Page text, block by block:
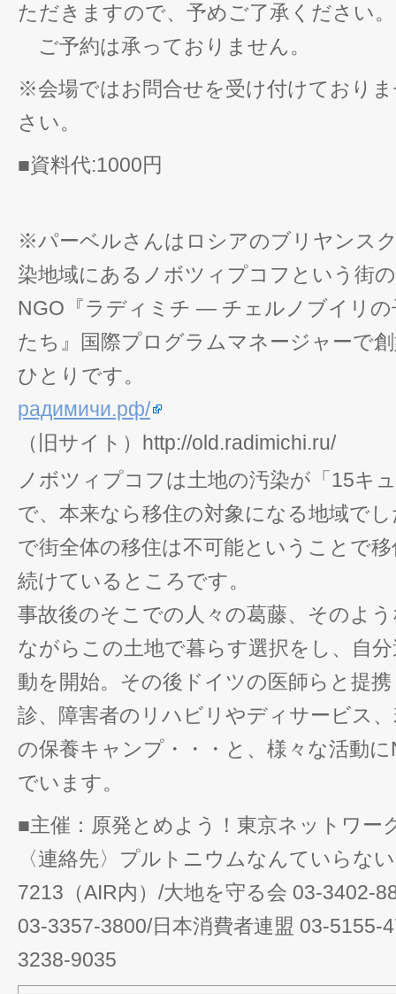
ただきますので、予めご了承ください。
ご予約は承っておりません。
※会場ではお問合せを受け付けており
さい。
■資料代:1000円
※パーベルさんはロシアのブリヤンス
染地域にあるノボツィプコフという街の
NGO『ラディミチ ― チェルノブイリの
たち』国際プログラムマネージャーで
ひとりです。
радимичи.рф/
（旧サイト）http://old.radimichi.ru/
ノボツィプコフは土地の汚染が「15キ
で、本来なら移住の対象になる地域で
で街全体の移住は不可能ということで
続けているところです。
事故後のそこでの人々の葛藤、そのよ
ながらこの土地で暮らす選択をし、自
動を開始。その後ドイツの医師らと提
診、障害者のリハビリやディサービス
の保養キャンプ・・・と、様々な活動
でいます。
■主催：原発とめよう！東京ネットワー
〈連絡先〉プルトニウムなんていらな
7213（AIR内）/大地を守る会 03-3402-
03-3357-3800/日本消費者連盟 03-5155-
3238-9035